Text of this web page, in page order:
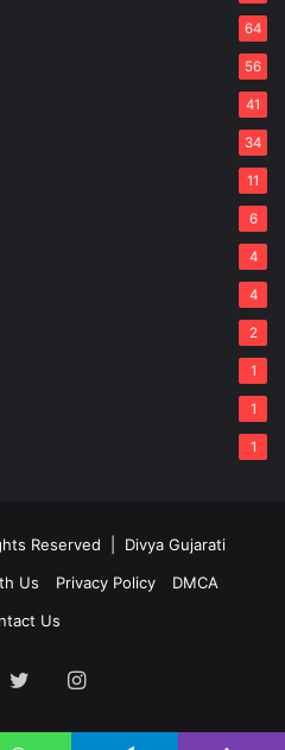
64
56
41
34
11
6
4
4
2
1
1
1
Reserved | Divya Gujarati
Us Privacy Policy
DMCA
Us
TwitterInstagram